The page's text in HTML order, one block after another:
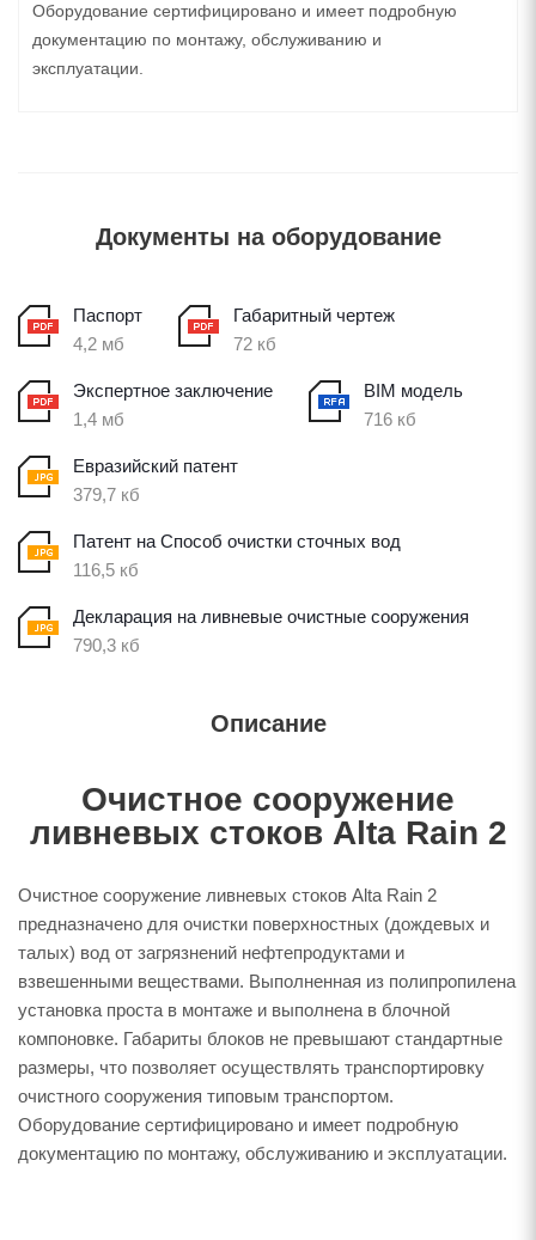
Оборудование сертифицировано и имеет подробную
документацию по монтажу, обслуживанию и
эксплуатации.
Документы на оборудование
Паспорт
4,2 мб
Габаритный чертеж
72 кб
Экспертное заключение
1,4 мб
BIM модель
716 кб
Евразийский патент
379,7 кб
Патент на Способ очистки сточных вод
116,5 кб
Декларация на ливневые очистные сооружения
790,3 кб
Описание
Очистное сооружение
ливневых стоков Alta Rain 2
Очистное сооружение ливневых стоков Alta Rain 2
предназначено для очистки поверхностных (дождевых и
талых) вод от загрязнений нефтепродуктами и
взвешенными веществами. Выполненная из полипропилена
установка проста в монтаже и выполнена в блочной
компоновке. Габариты блоков не превышают стандартные
размеры, что позволяет осуществлять транспортировку
очистного сооружения типовым транспортом.
Оборудование сертифицировано и имеет подробную
документацию по монтажу, обслуживанию и эксплуатации.